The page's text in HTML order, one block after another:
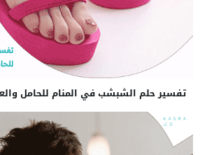
تفسير حلم الشبشب في المنام للحامل